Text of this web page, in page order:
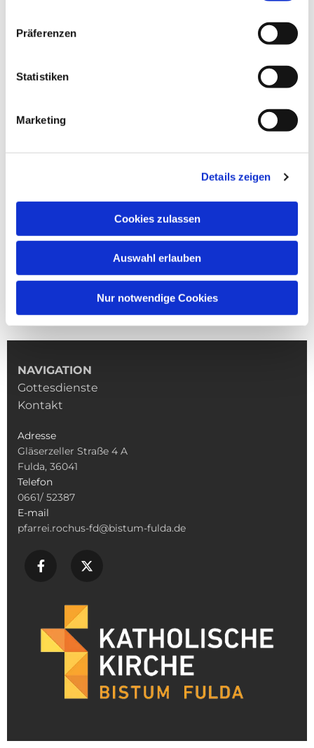
Präferenzen
Statistiken
Marketing
Details zeigen
Cookies zulassen
Auswahl erlauben
Nur notwendige Cookies
NAVIGATION
Gottesdienste
Kontakt
Adresse
Gläserzeller Straße 4 A
Fulda, 36041
Telefon
0661/ 52387
E-mail
pfarrei.rochus-fd@bistum-fulda.de